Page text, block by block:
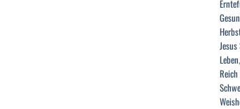
Leben